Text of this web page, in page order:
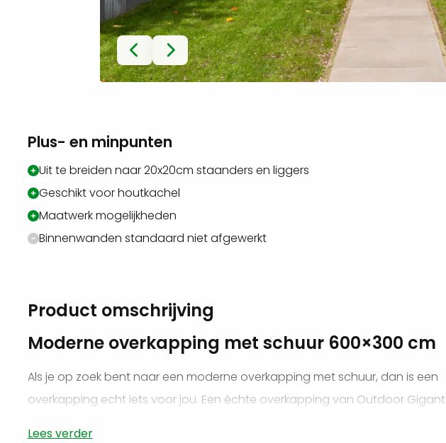
Plus- en minpunten
Uit te breiden naar 20x20cm staanders en liggers
Geschikt voor houtkachel
Maatwerk mogelijkheden
Binnenwanden standaard niet afgewerkt
Product omschrijving
Moderne overkapping met schuur 600×300 cm
Als je op zoek bent naar een moderne overkapping met schuur, dan is een
overkapping echt iets voor jou. Een échte overkapping van Outdoor Gigant
Lees verder